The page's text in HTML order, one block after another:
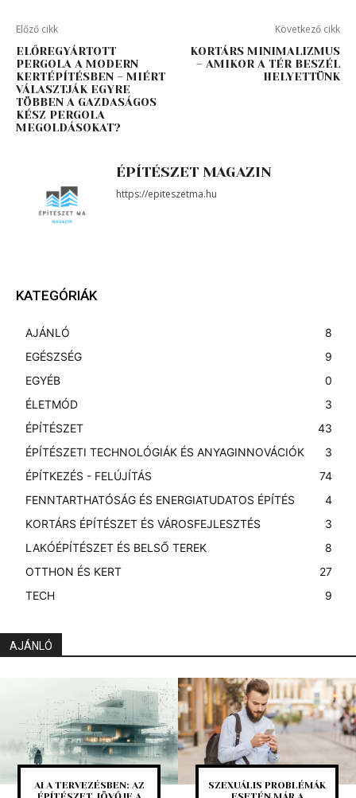
Előző cikk
ELŐREGYÁRTOTT
PERGOLA A MODERN
KERTÉPÍTÉSBEN – MIÉRT
VÁLASZTJÁK EGYRE
TÖBBEN A GAZDASÁGOS
KÉSZ PERGOLA
MEGOLDÁSOKAT?
Következő cikk
KORTÁRS MINIMALIZMUS
– AMIKOR A TÉR BESZÉL
HELYETTÜNK
ÉPÍTÉSZET MAGAZIN
https://epiteszetma.hu
KATEGÓRIÁK
AJÁNLÓ
8
EGÉSZSÉG
9
EGYÉB
0
ÉLETMÓD
3
ÉPÍTÉSZET
43
ÉPÍTÉSZETI TECHNOLÓGIÁK ÉS ANYAGINNOVÁCIÓK
3
ÉPÍTKEZÉS - FELÚJÍTÁS
74
FENNTARTHATÓSÁG ÉS ENERGIATUDATOS ÉPÍTÉS
4
KORTÁRS ÉPÍTÉSZET ÉS VÁROSFEJLESZTÉS
3
LAKÓÉPÍTÉSZET ÉS BELSŐ TEREK
8
OTTHON ÉS KERT
27
TECH
9
AJÁNLÓ
AI A TERVEZÉSBEN: AZ
SZEXUÁLIS PROBLÉMÁK